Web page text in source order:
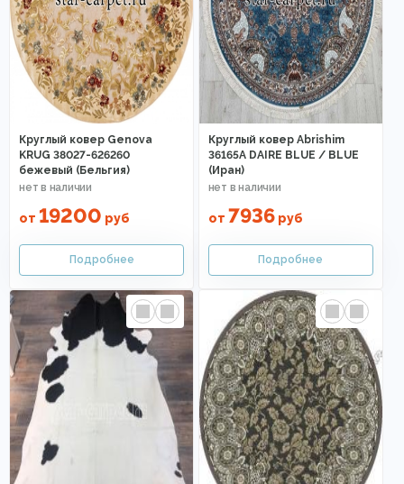
Круглый ковер Genova
KRUG 38027-626260
бежевый (Бельгия)
от 19200 руб
Круглый ковер Abrishim
36165A DAIRE BLUE / BLUE
(Иран)
от 7936руб